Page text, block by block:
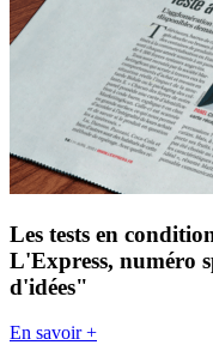
Les tests en
L'Express, numéro
d'idées"
En savoir +